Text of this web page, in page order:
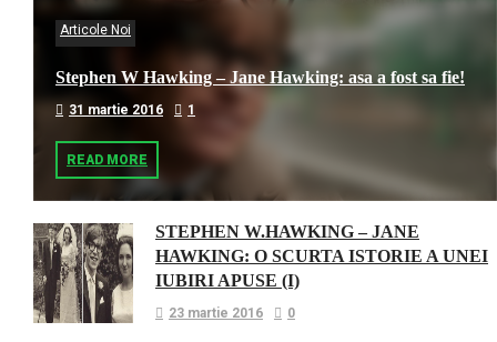
Articole Noi
Stephen W Hawking – Jane Hawking: asa a fost sa fie!
31 martie 2016 1
READ MORE
STEPHEN W.HAWKING – JANE
HAWKING: O SCURTA ISTORIE A UNEI
IUBIRI APUSE (I)
23 martie 2016 0